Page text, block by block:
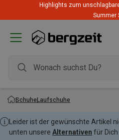
Highlights zum
Summer
SchuheLaufschuhe
Leider ist der gewünschte Artikel
unten unsere Alternativen für Dich